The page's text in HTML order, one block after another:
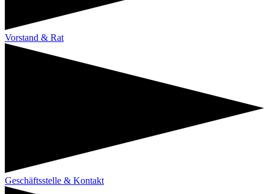
Vorstand & Rat
Geschäftsstelle & Kontakt